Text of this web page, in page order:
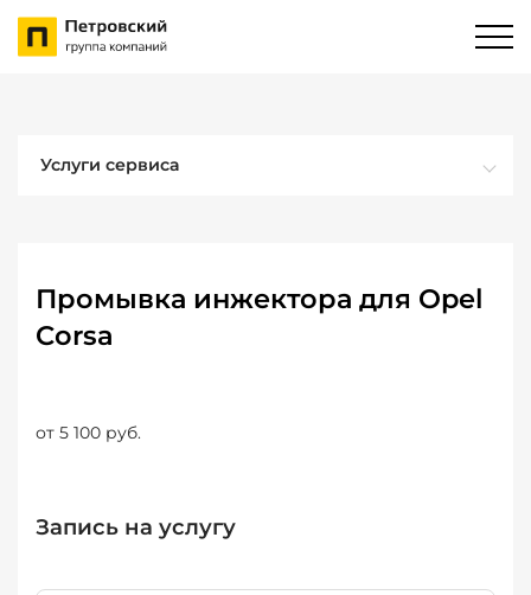
Услуги сервиса
Промывка инжектора для Opel
Corsa
от 5 100 руб.
Запись на услугу